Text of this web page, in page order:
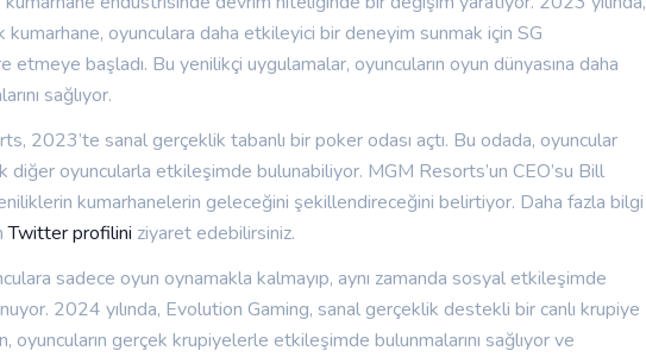
kumarhane, oyunculara daha etkileyici bir deneyim sunmak için SG
başladı. Bu yenilikçi uygulamalar, oyuncuların oyun dünyasına daha
sağlıyor.
2023’te sanal gerçeklik tabanlı bir poker odası açtı. Bu odada, oyuncular
diğer oyuncularla etkileşimde bulunabiliyor. MGM Resorts’un CEO’su Bill
kumarhanelerin geleceğini şekillendireceğini belirtiyor. Daha fazla bilgi
Twitter profilini ziyaret edebilirsiniz.
sadece oyun oynamakla kalmayıp, aynı zamanda sosyal etkileşimde
2024 yılında, Evolution Gaming, sanal gerçeklik destekli bir canlı krupiye
oyuncuların gerçek krupiyelerle etkileşimde bulunmalarını sağlıyor ve